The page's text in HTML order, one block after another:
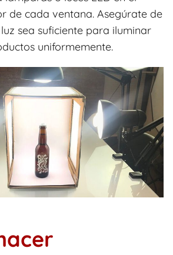
de cada ventana. Asegúrate de
sea suficiente para iluminar
uniformemente.